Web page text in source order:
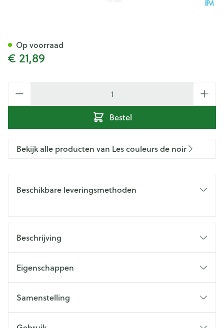
€ 21,89
Bestel
Op voorraad
Bekijk alle producten van Les couleurs de noir
Beschikbare leveringsmethoden
Beschrijving
Eigenschappen
Samenstelling